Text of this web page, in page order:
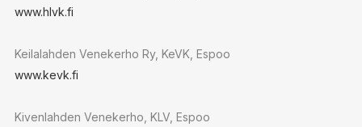
www.hlvk.fi
Keilalahden Venekerho Ry, KeVK, Espoo
www.kevk.fi
Kivenlahden Venekerho, KLV, Espoo